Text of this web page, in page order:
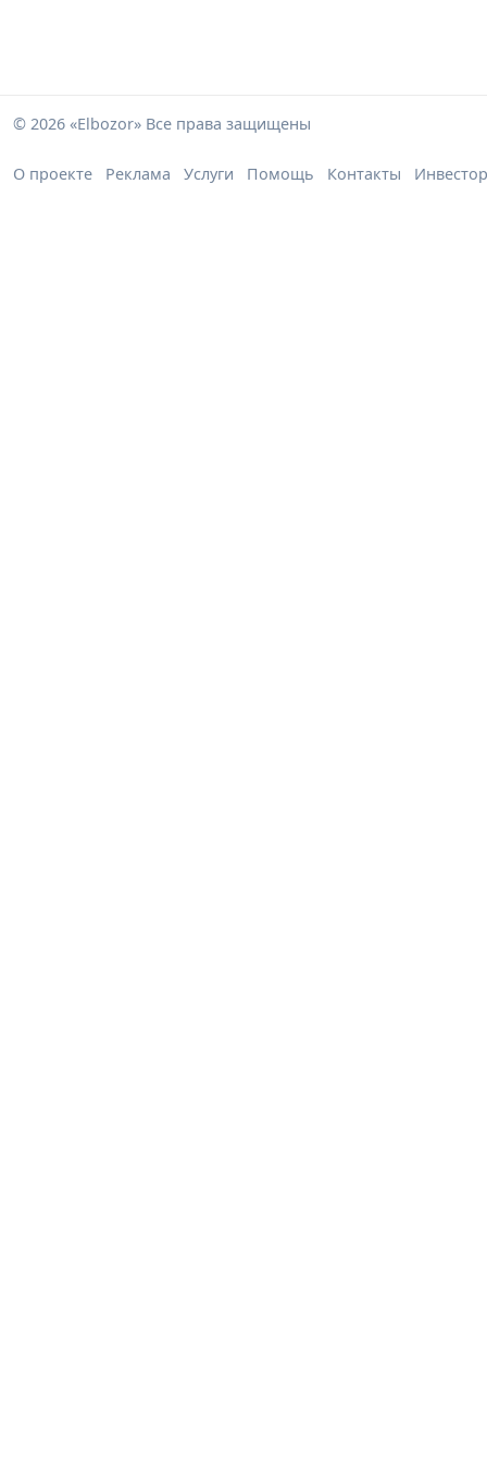
© 2026 «Elbozor» Все права защищены
О проекте Реклама Услуги Помощь Контакты